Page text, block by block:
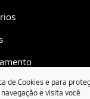
de Cookies e para
navegação e visita você